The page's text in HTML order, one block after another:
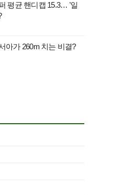
평균 핸디캡 15.3… '일
아가 260m 치는 비결?